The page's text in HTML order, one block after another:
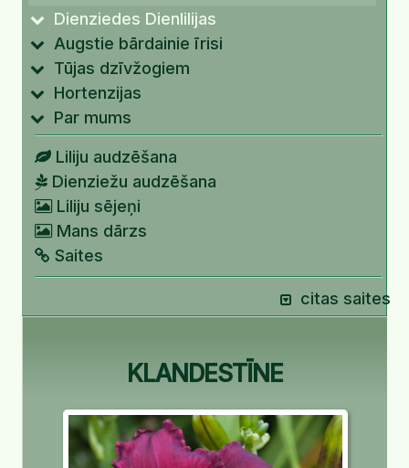
Dienziedes Dienlilijas
Augstie bārdainie īrisi
Tūjas dzīvžogiem
Hortenzijas
Par mums
Liliju audzēšana
Dienziežu audzēšana
Liliju sējeņi
Mans dārzs
Saites
citas saites
KLANDESTĪNE